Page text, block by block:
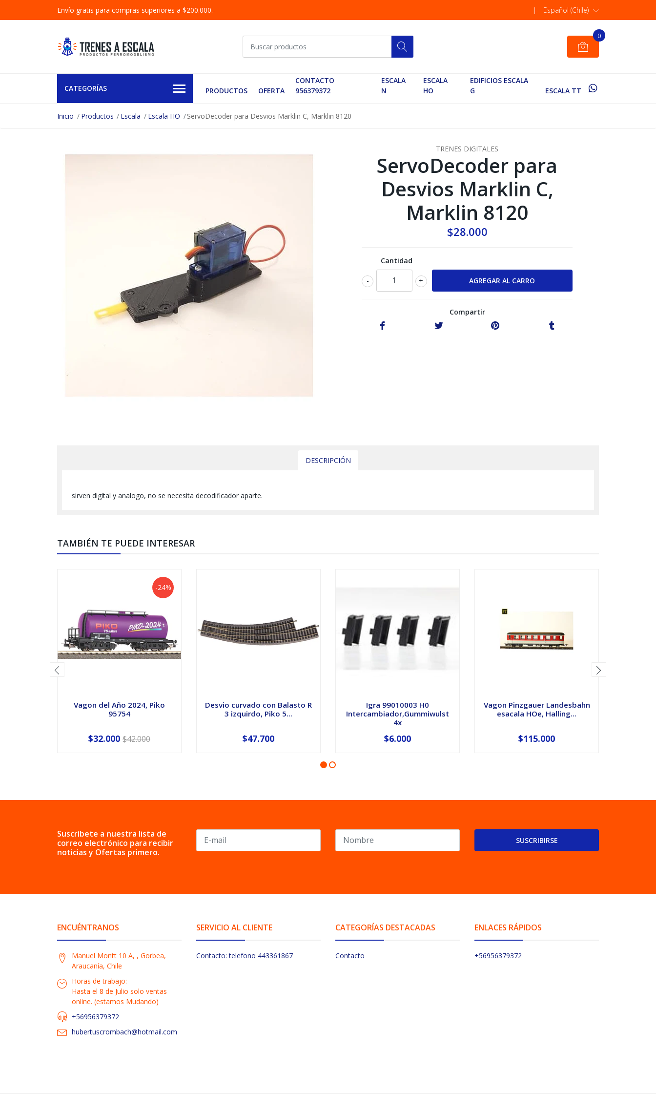
Envío gratis para compras superiores a $200.000.- | Español (Chile)
0
CATEGORÍAS PRODUCTOS OFERTA
CONTACTO
956379372
ESCALA
N
ESCALA
HO
EDIFICIOS ESCALA
G
ESCALA TT
Inicio Productos Escala Escala HO ServoDecoder para Desvios Marklin C, Marklin 8120
TRENES DIGITALES
ServoDecoder para
Desvios Marklin C,
Marklin 8120
$28.000
Cantidad
+
-
Compartir
DESCRIPCIÓN
sirven digital y analogo, no se necesita decodificador aparte.
TAMBIÉN TE PUEDE INTERESAR
-24%
Vagon del Año 2024, Piko
95754
$32.000 $42.000
Desvio curvado con Balasto R
3 izquirdo, Piko 5...
$47.700
Igra 99010003 H0
Intercambiador,Gummiwulst
4x
$6.000
Vagon Pinzgauer Landesbahn
esacala HOe, Halling...
$115.000
Suscríbete a nuestra lista de
correo electrónico para recibir
noticias y Ofertas primero.
SUSCRIBIRSE
ENCUÉNTRANOS
Manuel Montt 10 A, , Gorbea,
Araucanía, Chile
Horas de trabajo:
Hasta el 8 de Julio solo ventas
online. (estamos Mudando)
+56956379372
hubertuscrombach@hotmail.com
SERVICIO AL CLIENTE
Contacto: telefono 443361867
CATEGORÍAS DESTACADAS
Contacto
ENLACES RÁPIDOS
+56956379372